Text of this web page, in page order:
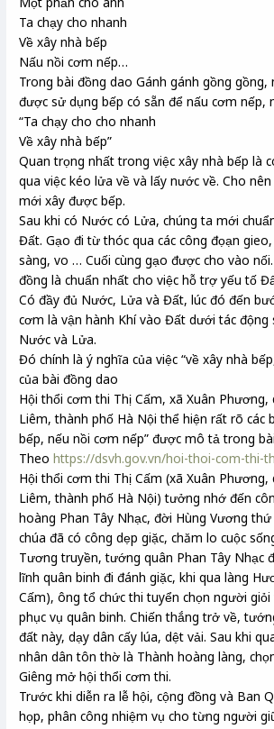
Ta chạy cho nhanh
Về xây nhà bếp
Nấu nồi cơm nếp…
Trong bài đồng dao Gánh gánh gồng gồng,
được sử dụng bếp có sẵn để nấu cơm nếp,
“Ta chạy cho cho nhanh
Về xây nhà bếp”
Quan trọng nhất trong việc xây nhà bếp là
qua việc kéo lửa về và lấy nước về. Cho nên
mới xây được bếp.
Sau khi có Nước có Lửa, chúng ta mới
Đất. Gạo đi từ thóc qua các công đọạn gieo,
sàng, vo … Cuối cùng gạo được cho vào
đồng là chuẩn nhất cho việc hỗ trợ yếu tố
Có đầy đủ Nước, Lửa và Đất, lúc đó đến
cơm là vận hành Khí vào Đất dưới tác động
Nước và Lửa.
Đó chính là ý nghĩa của việc “về xây nhà
của bài đồng dao
Hội thổi cơm thi Thị Cấm, xã Xuân
Liêm, thành phố Hà Nội thể hiện rất rõ các
bếp, nếu nồi cơm nếp” được mô tả trong
Theohttps://dsvh.gov.vn/hoi-thoi-com-thi-
Hội thổi cơm thi Thị Cấm (xã Xuân
Liêm, thành phố Hà Nội) tưởng nhớ đến
hoàng Phan Tây Nhạc, đời Hùng Vương
chúa đã có công dẹp giặc, chăm lo cuộc
Tương truyền, tướng quân Phan Tây Nhạc
lĩnh quân binh đi đánh giặc, khi qua làng
Cấm), ông tổ chức thi tuyển chọn người giỏi
phục vụ quân binh. Chiến thắng trở về,
đất này, dạy dân cấy lúa, dệt vải. Sau khi
nhân dân tôn thờ là Thành hoàng làng,
Giêng mở hội thổi cơm thi.
Trước khi diễn ra lễ hội, cộng đồng và Ban
họp, phân công nhiệm vụ cho từng người